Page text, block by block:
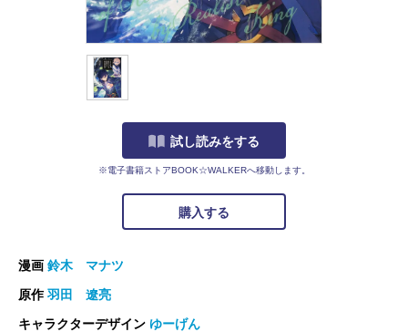
試し読みをする
※電子書籍ストアBOOK☆WALKERへ移動します。
購入する
漫画 鈴木 マナツ
原作羽田 遼亮
キャラクターデザイン ゆーげん